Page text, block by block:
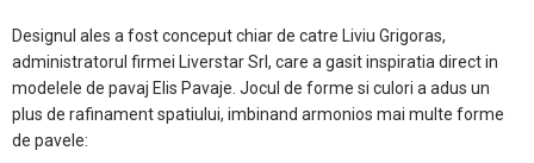
Designul ales a fost conceput chiar de catre Liviu Grigoras,
administratorul firmei Liverstar Srl, care a gasit inspiratia direct in
modelele de pavaj Elis Pavaje. Jocul de forme si culori a adus un
plus de rafinament spatiului, imbinand armonios mai multe forme
de pavele: